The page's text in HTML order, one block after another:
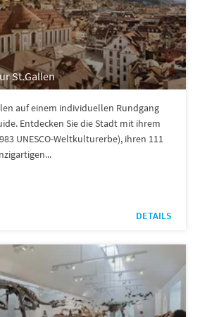
St.Gallen
auf einem individuellen Rundgang
Entdecken Sie die Stadt mit ihrem
UNESCO-Weltkulturerbe), ihren 111
DETAILS